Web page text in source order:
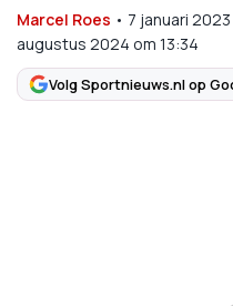
Marcel Roes • 7 januari 2023
augustus 2024 om 13:34
Volg Sportnieuws.nl op